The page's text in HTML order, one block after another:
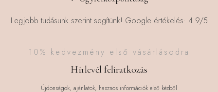
Legjobb tudásunk szerint segítünk! Google értékelés: 4.9/5
10% kedvezmény első vásárlásodra
Hírlevél feliratkozás
Újdonságok, ajánlatok, hasznos információk első kézből